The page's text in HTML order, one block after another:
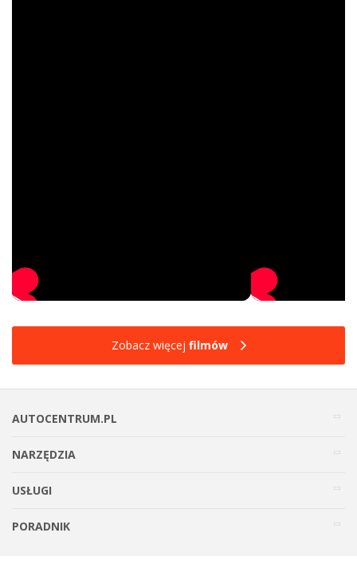
Zobacz więcej filmów
AUTOCENTRUM.PL
NARZĘDZIA
USŁUGI
PORADNIK